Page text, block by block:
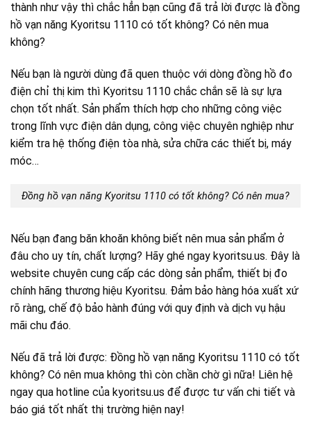
thành như vậy thì chắc hẳn bạn cũng đã trả lời được là đồng
hồ vạn năng Kyoritsu 1110 có tốt không? Có nên mua
không?
Nếu bạn là người dùng đã quen thuộc với dòng đồng hồ đo
điện chỉ thị kim thì Kyoritsu 1110 chắc chắn sẽ là sự lựa
chọn tốt nhất. Sản phẩm thích hợp cho những công việc
trong lĩnh vực điện dân dụng, công việc chuyên nghiệp như
kiểm tra hệ thống điện tòa nhà, sửa chữa các thiết bị, máy
móc…
Đồng hồ vạn năng Kyoritsu 1110 có tốt không? Có nên mua?
Nếu bạn đang băn khoăn không biết nên mua sản phẩm ở
đâu cho uy tín, chất lượng? Hãy ghé ngay kyoritsu.us. Đây là
website chuyên cung cấp các dòng sản phẩm, thiết bị đo
chính hãng thương hiệu Kyoritsu. Đảm bảo hàng hóa xuất xứ
rõ ràng, chế độ bảo hành đúng với quy định và dịch vụ hậu
mãi chu đáo.
Nếu đã trả lời được: Đồng hồ vạn năng Kyoritsu 1110 có tốt
không? Có nên mua không thì còn chần chờ gì nữa! Liên hệ
ngay qua hotline của kyoritsu.us để được tư vấn chi tiết và
báo giá tốt nhất thị trường hiện nay!